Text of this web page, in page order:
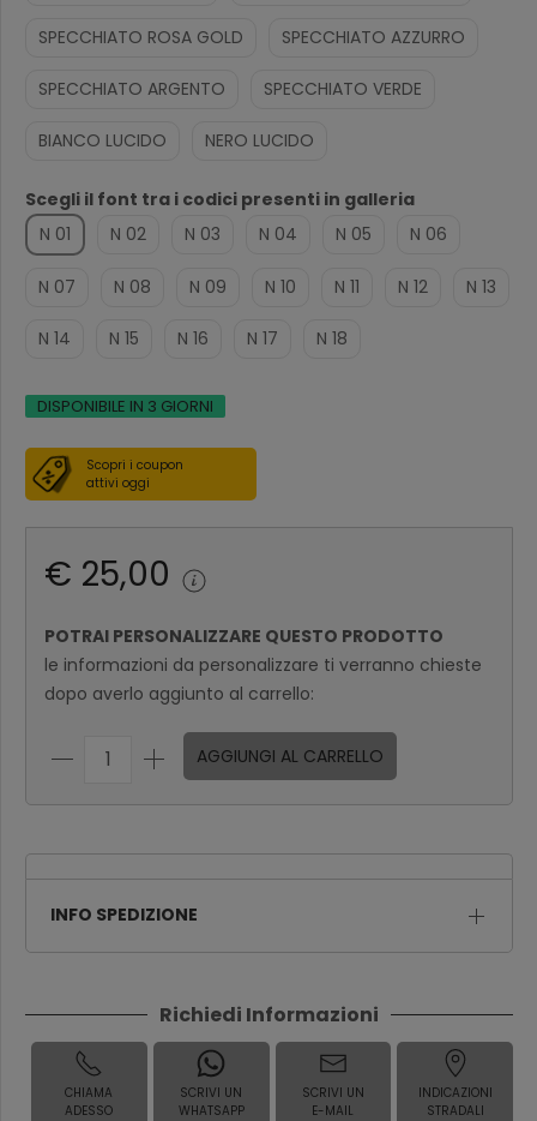
SPECCHIATO ROSA GOLD SPECCHIATO AZZURRO
SPECCHIATO ARGENTO SPECCHIATO VERDE
BIANCO LUCIDO NERO LUCIDO
Scegli il font tra i codici presenti in galleria
N 01
N 02 N 03 N 04 N 05 N 06
N 07 N 08 N 09 N 10 N 11 N 12 N 13
N 14 N 15 N 16 N 17 N 18
DISPONIBILE IN 3 GIORNI
Scopri i coupon
attivi oggi
€ 25,00
POTRAI PERSONALIZZARE QUESTO PRODOTTO
le informazioni da personalizzare ti verranno chieste
dopo averlo aggiunto al carrello:
AGGIUNGI AL CARRELLO
INFO SPEDIZIONE
Richiedi Informazioni
CHIAMA
ADESSO
SCRIVI UN
WHATSAPP
SCRIVI UN
E-MAIL
INDICAZIONI
STRADALI